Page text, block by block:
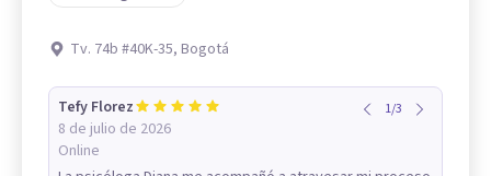
Tv. 74b #40K-35, Bogotá
Tefy Florez
8 de julio de 2026
Online
1/3